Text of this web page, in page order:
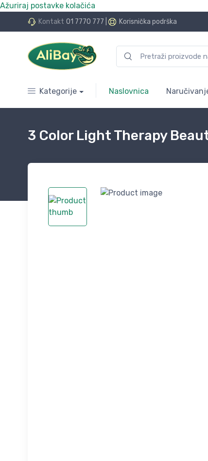
Ažuriraj postavke kolačića
Kontakt 01 7770 777 Korisnička podrška
24 rate bez kamata
Kategorije Naslovnica
3 Color Light Therapy